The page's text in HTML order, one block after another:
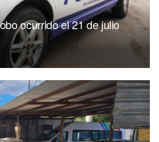
ocurrido el 21 de julio